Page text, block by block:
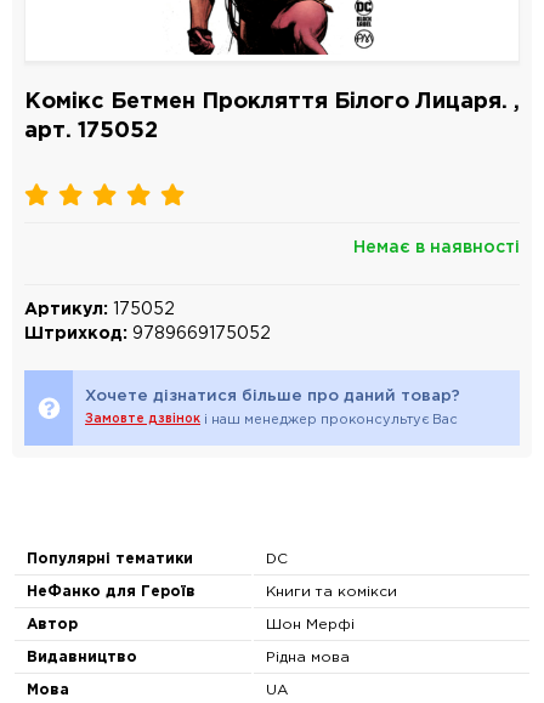
Комікс Бетмен Прокляття Білого Лицаря. ,
арт. 175052
Немає в наявності
Артикул:
175052
Штрихкод: 9789669175052
Хочете дізнатися більше про даний товар?
Замовте дзвінок і наш менеджер проконсультує Вас
Популярні тематики DC
НеФанко для Героїв Книги та комікси
Автор Шон Мерфі
Видавництво Рiдна мова
Мова UA